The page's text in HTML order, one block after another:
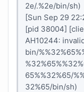
2e/.%2e/bin/sh)
[Sun Sep 29
[pid 38004]
AH10244:
bin/
65%%32%65/
32%65/bin/sh)